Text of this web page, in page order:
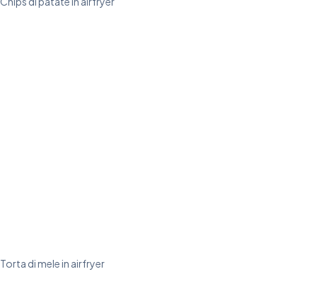
Torta di mele in airfryer